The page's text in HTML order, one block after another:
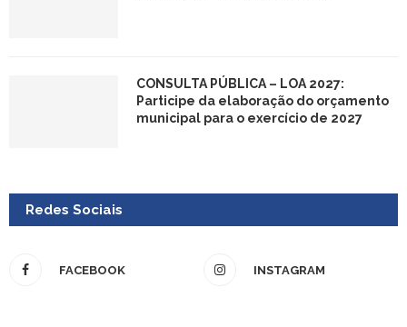
CONSULTA PÚBLICA – LOA 2027:
Participe da elaboração do orçamento
municipal para o exercício de 2027
Redes Sociais
FACEBOOK INSTAGRAM